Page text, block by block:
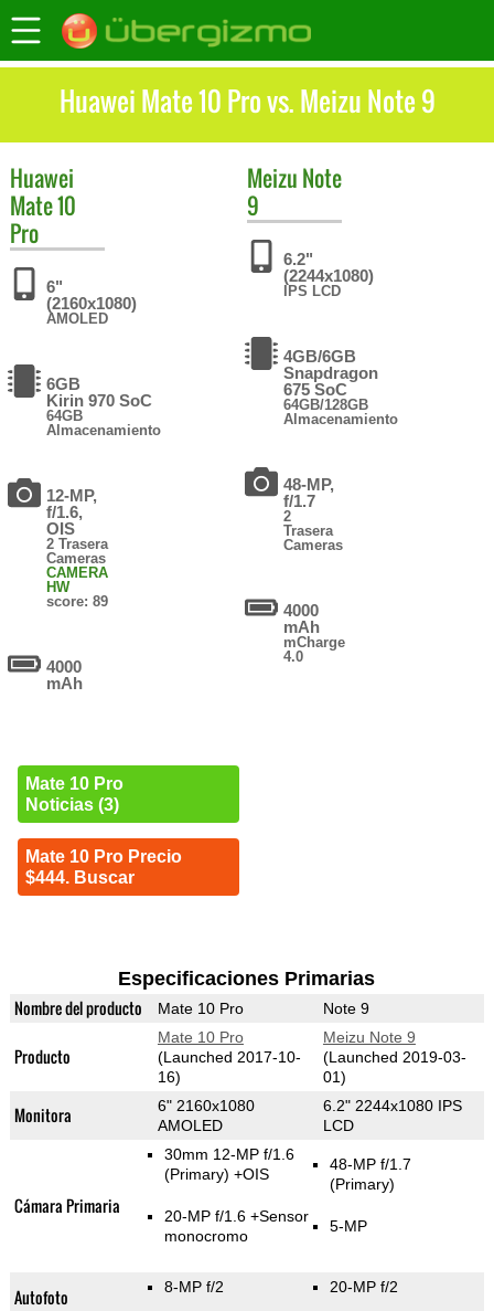
Huawei Mate 10 Pro vs. Meizu Note 9
Huawei
Mate 10
Pro
6"
(2160x1080)
AMOLED
6GB
Kirin 970 SoC
64GB
Almacenamiento
12-MP,
f/1.6,
OIS
2 Trasera
Cameras
CAMERA
HW
score: 89
4000
mAh
Mate 10 Pro
Noticias (3)
Mate 10 Pro Precio
$444. Buscar
Meizu Note
9
6.2"
(2244x1080)
IPS LCD
4GB/6GB
Snapdragon
675 SoC
64GB/128GB
Almacenamiento
48-MP,
f/1.7
2
Trasera
Cameras
4000
mAh
mCharge
4.0
Especificaciones Primarias
Nombre del producto Mate 10 Pro Note 9
Producto
Mate 10 Pro
(Launched 2017-10-
16)
Meizu Note 9
(Launched 2019-03-
01)
Monitora
6" 2160x1080
AMOLED
6.2" 2244x1080 IPS
LCD
Cámara Primaria
30mm 12-MP f/1.6
(Primary) +OIS
20-MP f/1.6 +Sensor
monocromo
48-MP f/1.7
(Primary)
5-MP
Autofoto 8-MP f/2 20-MP f/2